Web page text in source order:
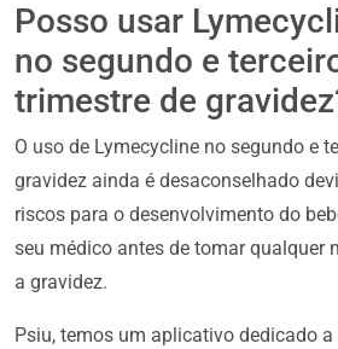
Posso usar
no segundo e
trimestre de
O uso de Lymecycline no segundo e
gravidez ainda é desaconselhado
riscos para o desenvolvimento do
seu médico antes de tomar qualquer
a gravidez.
Psiu, temos um aplicativo dedicado a